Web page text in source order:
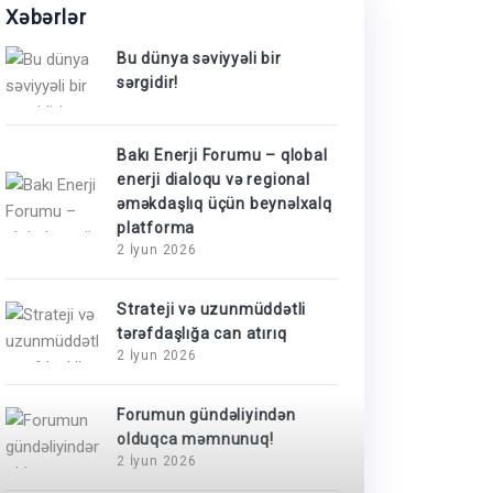
Xəbərlər
Bu dünya səviyyəli bir
sərgidir!
Bakı Enerji Forumu – qlobal
enerji dialoqu və regional
əməkdaşlıq üçün beynəlxalq
platforma
2 İyun 2026
Strateji və uzunmüddətli
tərəfdaşlığa can atırıq
2 İyun 2026
Forumun gündəliyindən
olduqca məmnunuq!
2 İyun 2026